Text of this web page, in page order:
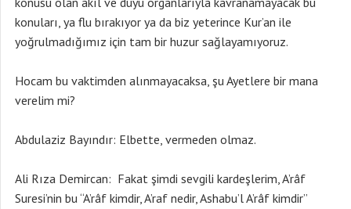
konuları, ya flu bırakıyor ya da biz yeterince Kur’an ile
yoğrulmadığımız için tam bir huzur sağlayamıyoruz.
Hocam bu vaktimden alınmayacaksa, şu Ayetlere bir mana
verelim mi?
Abdulaziz Bayındır: Elbette, vermeden olmaz.
Ali Rıza Demircan: Fakat şimdi sevgili kardeşlerim, A’râf
Suresi’nin bu “A’râf kimdir, A’raf nedir, Ashabu’l A’râf kimdir”